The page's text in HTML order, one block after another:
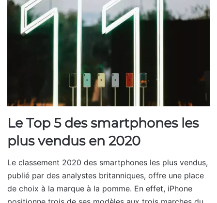
Le Top 5 des smartphones les
plus vendus en 2020
Le classement 2020 des smartphones les plus vendus,
publié par des analystes britanniques, offre une place
de choix à la marque à la pomme. En effet, iPhone